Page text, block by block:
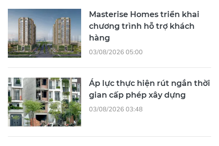
Masterise Homes triển khai
chương trình hỗ trợ khách
hàng
03/08/2026 05:00
Áp lực thực hiện rút ngắn thời
gian cấp phép xây dựng
03/08/2026 03:48